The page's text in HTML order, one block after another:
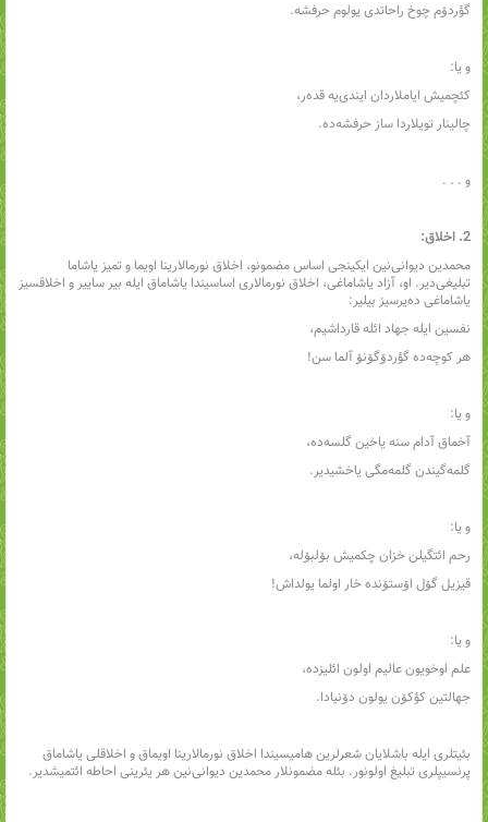
گؤردۆم چوخ راحاتدی یولوم حرفشه.
و یا:
کئچمیش ایاملاردان ایندی‌یه قده‌ر،
چالینار تویلاردا ساز حرفشه‌ده.
و . . .
2. اخلاق:
محمدین دیوانی‌نین ایکینجی اساس مضمونو، اخلاق نورمالارینا اویما و تمیز یاشاما
تبلیغی‌دیر. او، آزاد یاشاماغی، اخلاق نورمالاری اساسیندا یاشاماق ایله بیر ساییر و اخلاقسیز
یاشاماغی ده‌یرسیز بیلیر:
نفسین ایله جهاد ائله قارداشیم،
هر کوچه‌ده گؤردۆگۆنۆ آلما سن!
و یا:
آخماق آدام سنه یاخین گلسه‌ده،
گلمه‌گیندن گلمه‌مگی یاخشیدیر.
و یا:
رحم ائتگیلن خزان چکمیش بۆلبۆله،
قیزیل گۆل اۆستۆنده خار اولما یولداش!
و یا:
علم اوخویون عالیم اولون ائلیزده،
جهالتین کؤکۆن یولون دۆنیادا.
بئیتلری ایله باشلایان شعرلرین هامیسیندا اخلاق نورمالارینا اویماق و اخلاقلی یاشاماق
پرنسیپلری تبلیغ اولونور. بئله مضمونلار محمدین دیوانی‌نین هر یئرینی احاطه ائتمیشدیر.